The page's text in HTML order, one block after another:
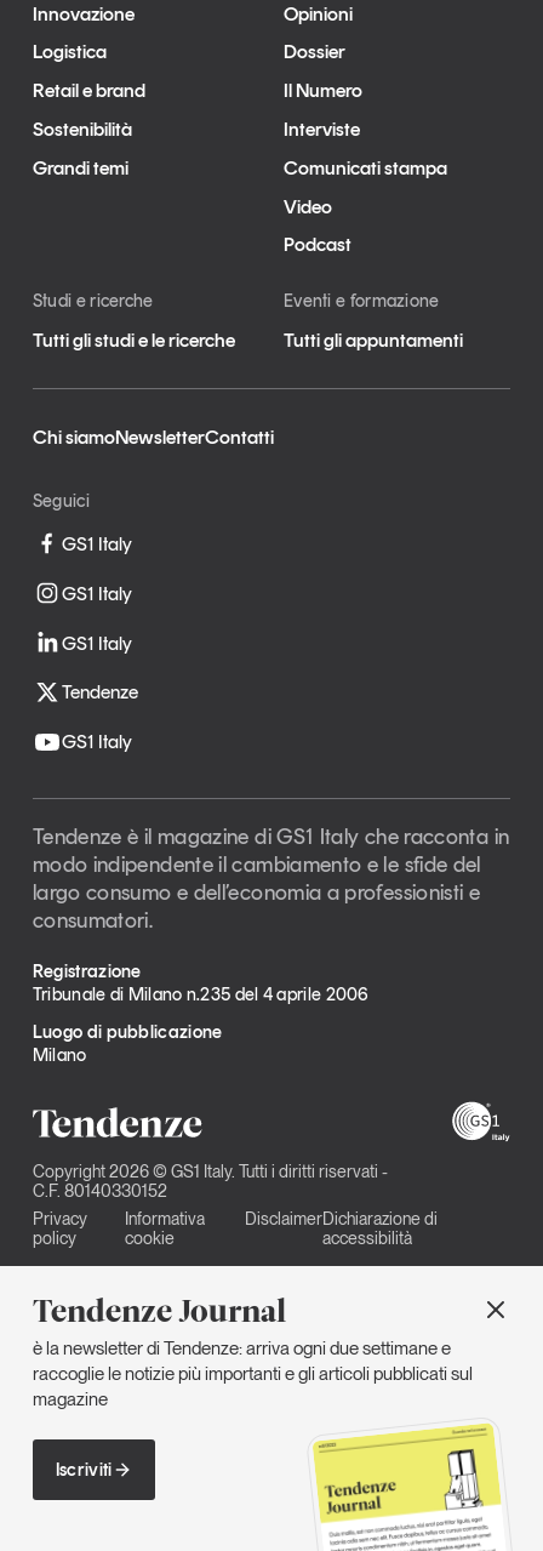
Iscriviti
Tendenze2026
Leggi il magazine
Tendenze è il magazine di GS1 Italy che racconta in
consumo e dell’economia a professionisti e
Tendenze Journal
è la newsletter di Tendenze: arriva ogni due settimane e
raccoglie le notizie più importanti e gli articoli pubblicati sul
magazine
Iscriviti
Innovazione
Logistica
Retail e brand
Sostenibilità
Grandi temi
Opinioni
Dossier
Il Numero
Interviste
Comunicati stampa
Video
Podcast
Studi e ricerche
Tutti gli studi e le ricerche
Eventi e formazione
Tutti gli appuntamenti
Chi siamoNewsletterContatti
Seguici
GS1 Italy
GS1 Italy
GS1 Italy
Tendenze
GS1 Italy
Tendenze è il magazine di GS1 Italy che racconta in
modo indipendente il cambiamento e le sfide del
largo consumo e dell’economia a professionisti e
consumatori.
Registrazione
Tribunale di Milano n.235 del 4 aprile 2006
Luogo di pubblicazione
Milano
Copyright 2026 © GS1 Italy. Tutti i diritti riservati -
C.F. 80140330152
Privacy
policy
Informativa
cookie
DisclaimerDichiarazione di
accessibilità